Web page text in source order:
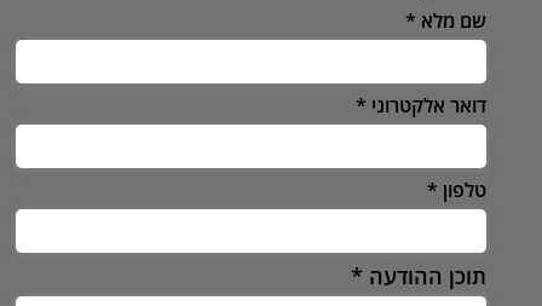
שם מלא
דואר אלקטרוני
טלפון
תוכן ההודעה